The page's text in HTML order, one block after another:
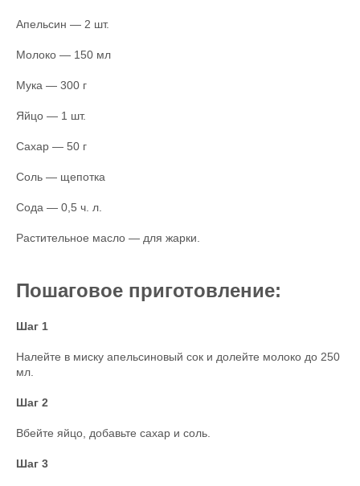
Апельсин — 2 шт.
Молоко — 150 мл
Мука — 300 г
Яйцо — 1 шт.
Сахар — 50 г
Соль — щепотка
Сода — 0,5 ч. л.
Растительное масло — для жарки.
Пошаговое приготовление:
Шаг 1
Налейте в миску апельсиновый сок и долейте молоко до 250
мл.
Шаг 2
Вбейте яйцо, добавьте сахар и соль.
Шаг 3